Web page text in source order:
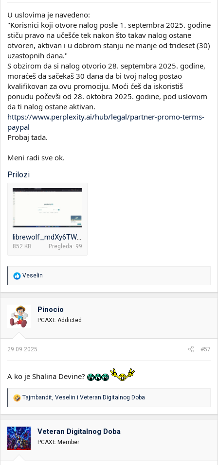
U uslovima je navedeno:
"Korisnici koji otvore nalog posle 1. septembra 2025. godine
stiču pravo na učešće tek nakon što takav nalog ostane
otvoren, aktivan i u dobrom stanju ne manje od trideset (30)
uzastopnih dana."
S obzirom da si nalog otvorio 28. septembra 2025. godine,
moraćeš da sačekaš 30 dana da bi tvoj nalog postao
kvalifikovan za ovu promociju. Moći ćeš da iskoristiš
ponudu počevši od 28. oktobra 2025. godine, pod uslovom
da ti nalog ostane aktivan.
https://www.perplexity.ai/hub/legal/partner-promo-terms-
paypal
Probaj tada.
Meni radi sve ok.
Prilozi
librewolf_mdXy6TWY5U.png
852 KB Pregleda: 99
R
o
v
a
n
:
Veselin
Pinocio
PCAXE Addicted
29.09.2025. #57
A ko je Shalina Devine?
R
a
o
v
a
n
Tajmbandit, Veselin i Veteran Digitalnog Doba
Veteran Digitalnog Doba
PCAXE Member